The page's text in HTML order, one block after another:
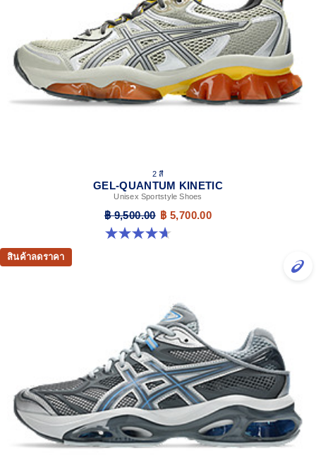
2 สี
GEL-QUANTUM KINETIC
Unisex Sportstyle Shoes
฿ 9,500.00 ฿ 5,700.00
4.7 จาก 5 ดาว 276 รีวิว
สินค้าลดราคา